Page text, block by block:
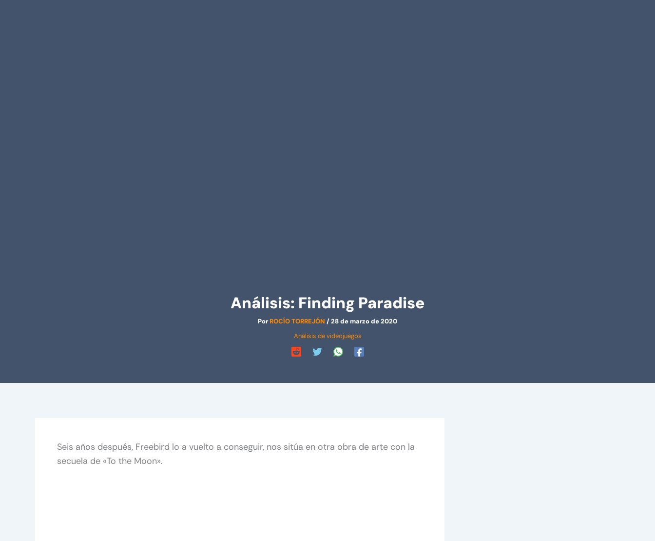
Análisis: Finding Paradise
PorROCÍO TORREJÓN /28 de marzo de 2020
Análisis de videojuegos
Seis años después, Freebird lo a vuelto a conseguir, nos sitúa en otra obra de arte con la
secuela de «To the Moon».